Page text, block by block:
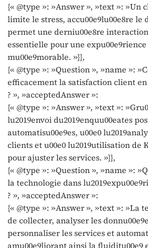
{« @type »: »Answer », »text »: »Un
limite le stress, accu00e9lu00e8re le
permet une derniu00e8re
essentielle pour une
mu00e9morable. »}},
{« @type »: »Question », »name »:
efficacement la satisfaction client
? », »acceptedAnswer »:
{« @type »: »Answer », »text »:
lu2019envoi du2019enquu00eates
automatisu00e9es, u00e0
clients et u00e0 lu2019utilisation de
pour ajuster les services. »}},
{« @type »: »Question », »name »:
la technologie dans
? », »acceptedAnswer »:
{« @type »: »Answer », »text »: »La
de collecter, analyser les
personnaliser les services et
amu00e9liorant ainsi la fluiditu00e9